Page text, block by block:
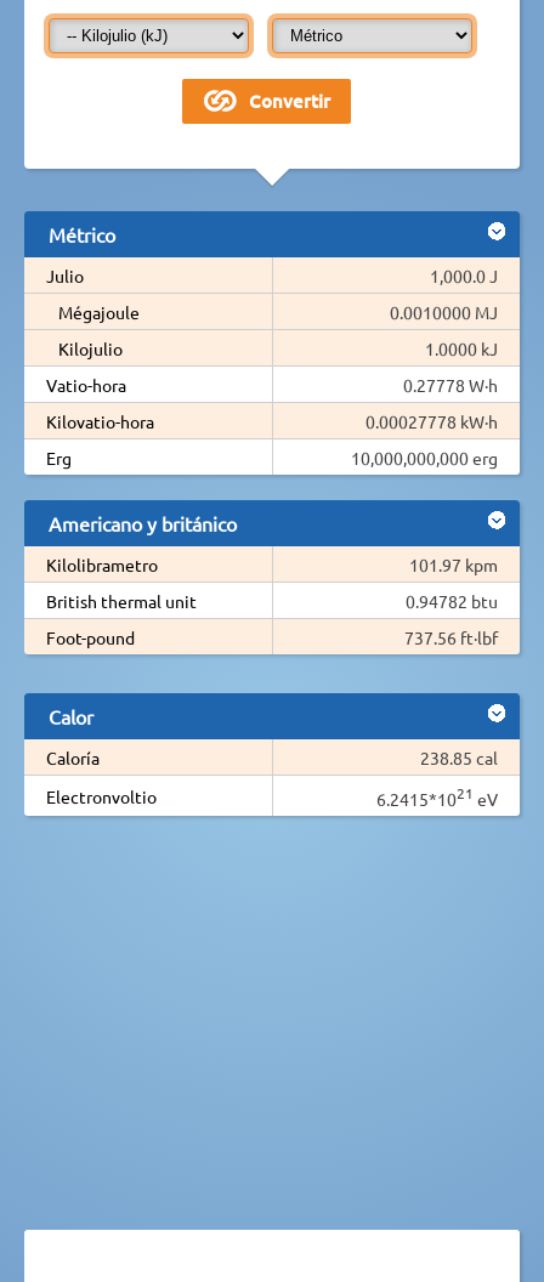
Métrico
Julio
1,000.0 J
Mégajoule
0.0010000 MJ
Kilojulio
1.0000 kJ
Vatio-hora
0.27778 W·h
Kilovatio-hora
0.00027778 kW·h
Erg
10,000,000,000 erg
Americano y británico
Kilolibrametro
101.97 kpm
British thermal unit
0.94782 btu
Foot-pound
737.56 ft·lbf
Calor
Caloría
238.85 cal
Electronvoltio
6.2415*1021 eV